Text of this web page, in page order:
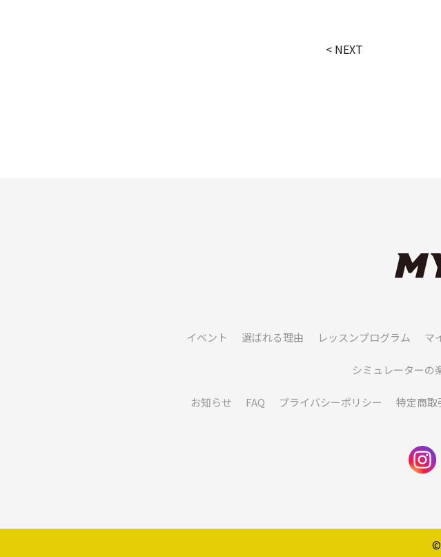
< NEXT
イベント 選ばれる理由 レッスンプログラム マ
シミュレーターの
お知らせ FAQ プライバシーポリシー 特定商取